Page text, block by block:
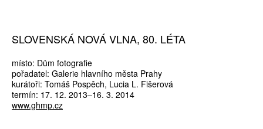
SLOVENSKÁ NOVÁ VLNA, 80. LÉTA
místo: Dům fotografie
pořadatel: Galerie hlavního města Prahy
kurátoři: Tomáš Pospěch, Lucia L. Fišerová
termín: 17. 12. 2013–16. 3. 2014
www.ghmp.cz